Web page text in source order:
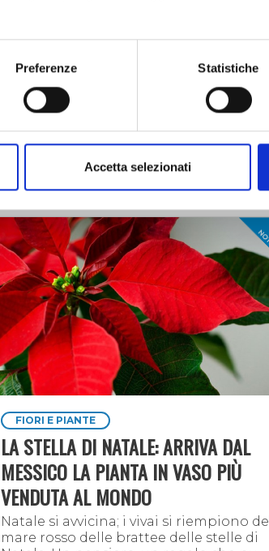
Preferenze Statistiche
Accetta selezionati
IL GIGLIO MARTAGONE, FIORE DI
MONTAGNA CHE PRENDE IL NOME DA
UN TURBANTE
Si può rimanere stupefatti dinnanzi alla
bellezza di un fiore? Sì, se ci si trova al
cospetto del Giglio martagone (Lilium
martagon), pianta della famiglia delle
FIORI E PIANTE
LA STELLA DI NATALE: ARRIVA DAL
MESSICO LA PIANTA IN VASO PIÙ
VENDUTA AL MONDO
Natale si avvicina; i vivai si riempiono del
mare rosso delle brattee delle stelle di